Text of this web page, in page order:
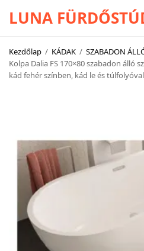
LUNA
Kezdőlap / KÁDAK / SZABADON
Kolpa Dalia FS 170×80 szabadon álló
kád fehér színben, kád le és túlfolyóval
CSAPTELEPEK
KÁDAK
KABINOK – TÁLCÁK
TOVÁBBI TERMÉKEK
BEMUTATÓTERMÜNK